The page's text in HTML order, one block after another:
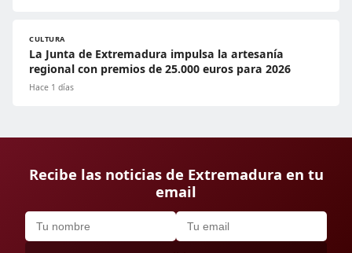
CULTURA
La Junta de Extremadura impulsa la artesanía
regional con premios de 25.000 euros para 2026
Hace 1 días
Recibe las noticias de Extremadura en tu
email